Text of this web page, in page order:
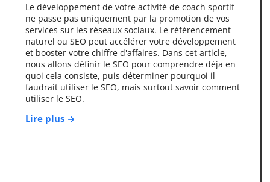
Le développement de votre activité de coach sportif
ne passe pas uniquement par la promotion de vos
services sur les réseaux sociaux. Le référencement
naturel ou SEO peut accélérer votre développement
et booster votre chiffre d'affaires. Dans cet article,
nous allons définir le SEO pour comprendre déja en
quoi cela consiste, puis déterminer pourquoi il
faudrait utiliser le SEO, mais surtout savoir comment
utiliser le SEO.
Lire plus